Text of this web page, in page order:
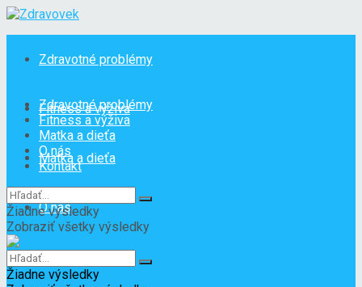
Zdravotné problémy
Fitness a výživa
Matka a dieťa
O nás
Kontakt
Zdravotné problémy
Fitness a výživa
Matka a dieťa
O nás
Kontakt
Žiadne výsledky
Zobraziť všetky výsledky
Žiadne výsledky